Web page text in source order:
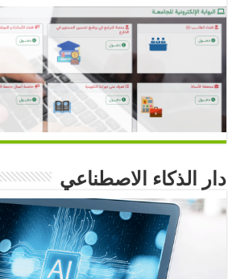
دار الذكاء الاصطناعي